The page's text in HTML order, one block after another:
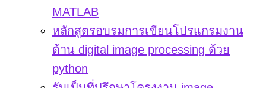
MATLAB
หลักสูตรอบรมการเขียนโปรแกรมงาน
ด้าน digital image processing ด้วย
python